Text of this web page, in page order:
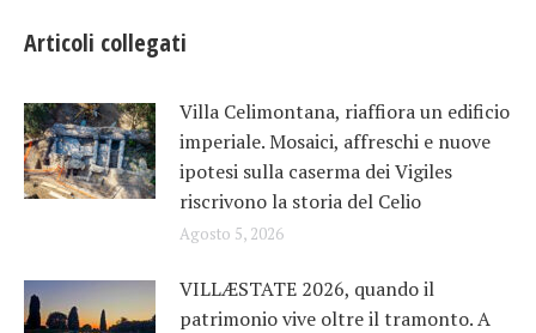
Articoli collegati
Villa Celimontana, riaffiora un edificio
imperiale. Mosaici, affreschi e nuove
ipotesi sulla caserma dei Vigiles
riscrivono la storia del Celio
Agosto 5, 2026
VILLÆSTATE 2026, quando il
patrimonio vive oltre il tramonto. A